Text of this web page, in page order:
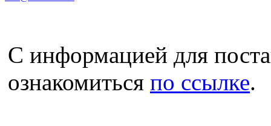
С информацией для
ознакомиться по ссылке.